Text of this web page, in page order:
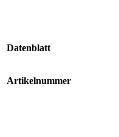
Datenblatt
Artikelnummer